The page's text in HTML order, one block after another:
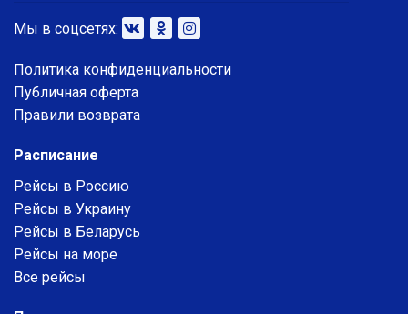
Мы в соцсетях:
Политика конфиденциальности
Публичная оферта
Правили возврата
Расписание
Рейсы в Россию
Рейсы в Украину
Рейсы в Беларусь
Рейсы на море
Все рейсы